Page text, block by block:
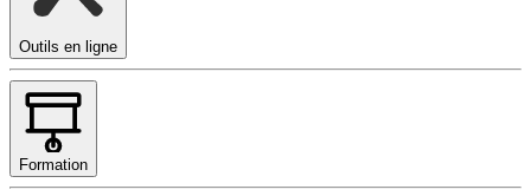
Outils en ligne
Formation